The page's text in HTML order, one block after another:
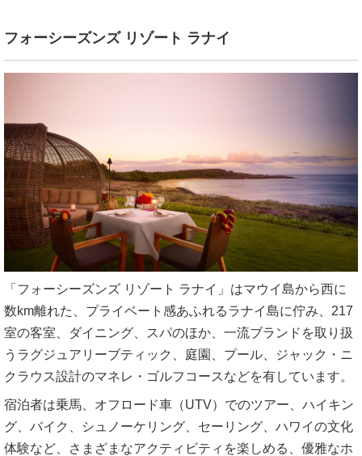
フォーシーズンズ リゾート ラナイ
「フォーシーズンズ リゾート ラナイ」はマウイ島から西に
数km離れた、プライベート感あふれるラナイ島に佇み、217
室の客室、ダイニング、スパのほか、一流ブランドを取り扱
うラグジュアリーブティック、庭園、プール、ジャック・ニ
クラウス設計のマネレ・ゴルフコースなどを有しています。
宿泊者は乗馬、オフロード車（UTV）でのツアー、ハイキン
グ、バイク、シュノーケリング、セーリング、ハワイの文化
体験など、さまざまなアクティビティを楽しめる、優雅なホ